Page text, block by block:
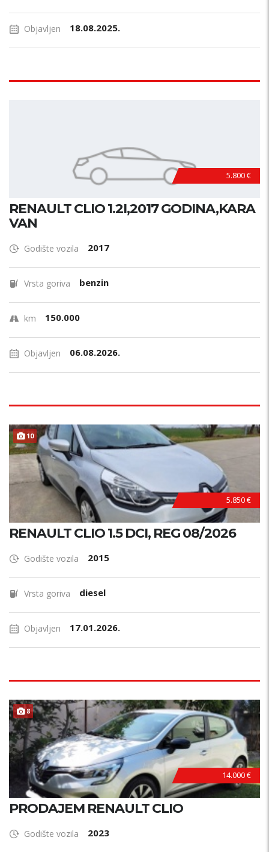
Objavljen 18.08.2025.
5.800 €
RENAULT CLIO 1.2I,2017 GODINA,KARA
VAN
Godište vozila 2017
Vrsta goriva benzin
km 150.000
Objavljen 06.08.2026.
10
5.850 €
RENAULT CLIO 1.5 DCI, REG 08/2026
Godište vozila 2015
Vrsta goriva diesel
Objavljen 17.01.2026.
8
14.000 €
PRODAJEM RENAULT CLIO
Godište vozila 2023